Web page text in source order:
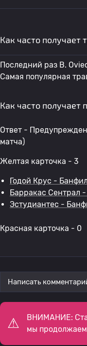
Как часто получает
Последний раз B.
Самая популярная
Как часто получает
Ответ -
матча)
Желтая карточка - 3
Годой Крус -
Барракас Сентрал
Эстудиантес -
Красная карточка - 0
Написать
ВНИМАНИЕ:
мы продолжаем